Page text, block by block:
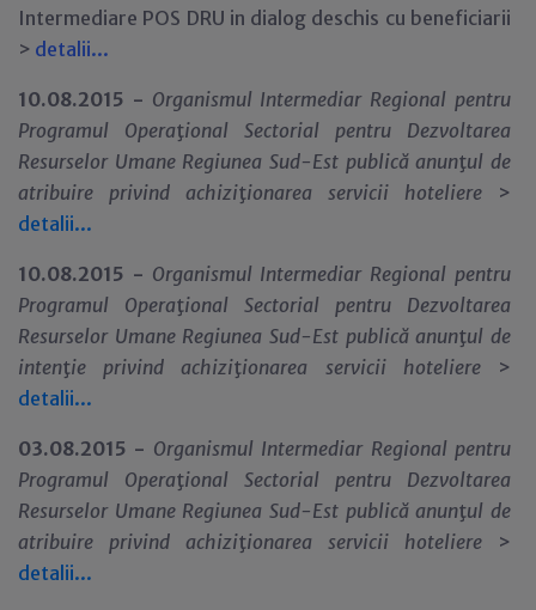
Intermediare POS DRU in dialog deschis cu beneficiarii
> detalii...
10.08.2015 - Organismul Intermediar Regional pentru
Programul Operaţional Sectorial pentru Dezvoltarea
Resurselor Umane Regiunea Sud-Est publică anunţul de
atribuire privind achiziţionarea servicii hoteliere >
detalii...
10.08.2015 - Organismul Intermediar Regional pentru
Programul Operaţional Sectorial pentru Dezvoltarea
Resurselor Umane Regiunea Sud-Est publică anunţul de
intenţie privind achiziţionarea servicii hoteliere >
detalii...
03.08.2015 - Organismul Intermediar Regional pentru
Programul Operaţional Sectorial pentru Dezvoltarea
Resurselor Umane Regiunea Sud-Est publică anunţul de
atribuire privind achiziţionarea servicii hoteliere >
detalii...